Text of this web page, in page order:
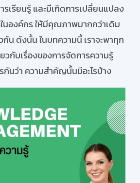
รเรียนรู้ และมีเกิดการเปลี่ยนแปลง
นองค์กร ให้มีคุณภาพมากกว่าเดิม
กัน ดังนั้น ในบทความนี้ เราจะพาทุก
วกับเรื่องของการจัดการความรู้
กันว่า ความสำคัญนั้นมีอะไรบ้าง